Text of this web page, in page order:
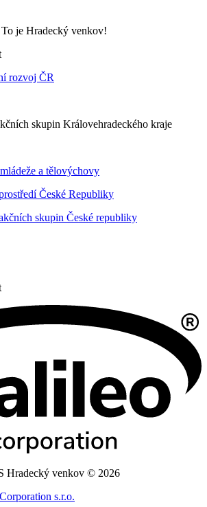
je Hradecký venkov!
rozvoj ČR
skupin Královehradeckého kraje
a tělovýchovy
České Republiky
skupin České republiky
Hradecký venkov © 2026
s.r.o.